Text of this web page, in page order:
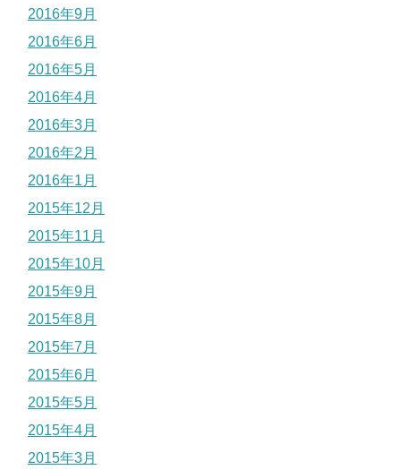
2016年9月
2016年6月
2016年5月
2016年4月
2016年3月
2016年2月
2016年1月
2015年12月
2015年11月
2015年10月
2015年9月
2015年8月
2015年7月
2015年6月
2015年5月
2015年4月
2015年3月